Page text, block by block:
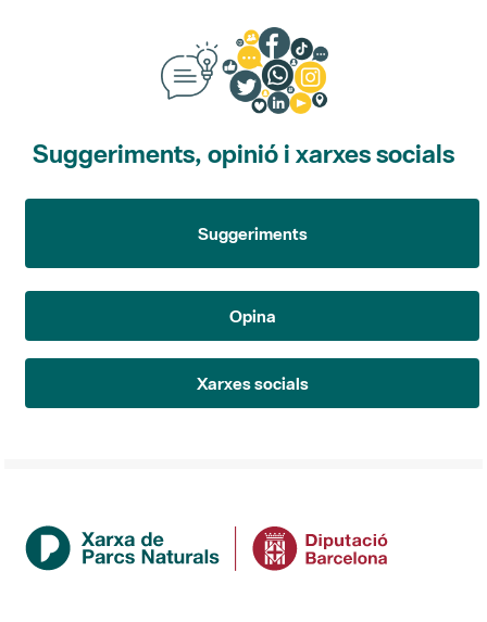
Suggeriments, opinió i xarxes socials
Suggeriments
Opina
Xarxes socials